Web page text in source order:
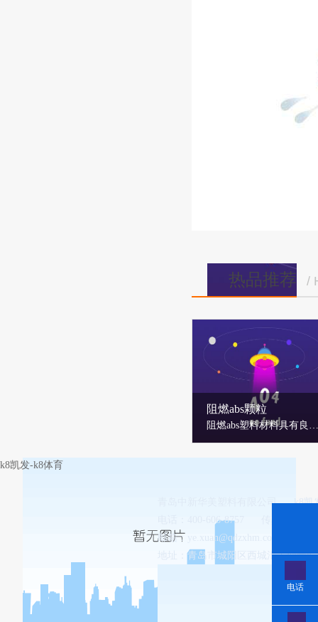
热品推荐 /
阻燃abs颗粒
阻燃abs塑料材料具有良好的抗冲击性和耐热性、耐低温性、耐化学药品性及电气性能优良，还具有易加工、制品尺寸稳定、表面光泽性好等特点，阻燃等级可达到ul94v-0或5-va标准。阻燃abs塑料材料被广泛应用于电脑、电器元件等电子电气设备外壳、汽车内构部件和外部构件、小型厨房电器、工具盒真空吸尘器的外壳等。公司产品符合rohs、reach等欧盟对有害物质管控的要求。可根据客户具体要求提供定制化服务，是您值得信赖的塑料改性加工企业。
k8凯发-k8体育
青岛中新华美塑料有限公司
k8凯
电话：400-606-8757
邮箱：
ye.xuan@qdzxhm.com.cn
地址：青岛市城阳区西城汇工业园8-
电话